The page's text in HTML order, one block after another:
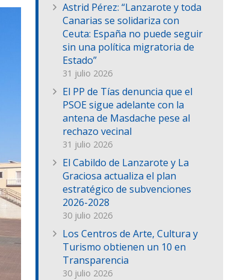
Astrid Pérez: “Lanzarote y toda
Canarias se solidariza con
Ceuta: España no puede seguir
sin una política migratoria de
Estado”
31 julio 2026
El PP de Tías denuncia que el
PSOE sigue adelante con la
antena de Masdache pese al
rechazo vecinal
31 julio 2026
El Cabildo de Lanzarote y La
Graciosa actualiza el plan
estratégico de subvenciones
2026-2028
30 julio 2026
Los Centros de Arte, Cultura y
Turismo obtienen un 10 en
Transparencia
30 julio 2026